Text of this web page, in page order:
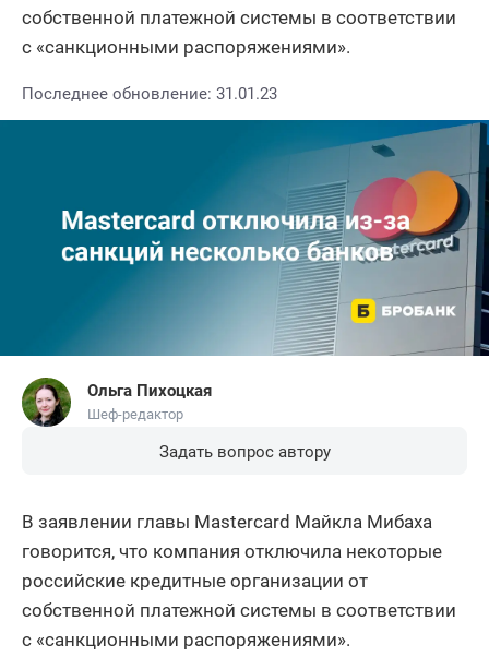
собственной платежной системы в соответствии
с «санкционными распоряжениями».
Последнее обновление: 31.01.23
Ольга Пихоцкая
Шеф-редактор
Задать вопрос автору
В заявлении главы Mastercard Майкла Мибаха
говорится, что компания отключила некоторые
российские кредитные организации от
собственной платежной системы в соответствии
с «санкционными распоряжениями».